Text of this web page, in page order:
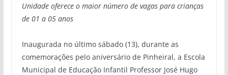
Unidade oferece o maior número de vagas para crianças
de 01 a 05 anos
Inaugurada no último sábado (13), durante as
comemorações pelo aniversário de Pinheiral, a Escola
Municipal de Educação Infantil Professor José Hugo